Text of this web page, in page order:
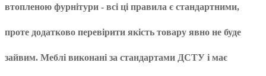
втопленою фурнітури - всі ці правила є стандартними,
проте додатково перевірити якість товару явно не буде
зайвим. Меблі виконані за стандартами ДСТУ і має